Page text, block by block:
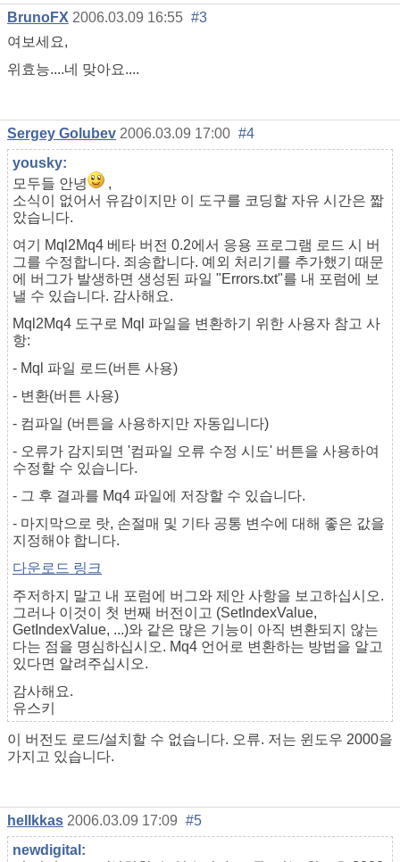
BrunoFX 2006.03.09 16:55 #3
여보세요,
위효능....네 맞아요....
Sergey Golubev 2006.03.09 17:00 #4
yousky:
모두들 안녕
,
소식이 없어서 유감이지만 이 도구를 코딩할 자유 시간은 짧
았습니다.
여기 Mql2Mq4 베타 버전 0.2에서 응용 프로그램 로드 시 버
그를 수정합니다. 죄송합니다. 예외 처리기를 추가했기 때문
에 버그가 발생하면 생성된 파일 "Errors.txt"를 내 포럼에 보
낼 수 있습니다. 감사해요.
Mql2Mq4 도구로 Mql 파일을 변환하기 위한 사용자 참고 사
항:
- Mql 파일 로드(버튼 사용)
- 변환(버튼 사용)
- 컴파일 (버튼을 사용하지만 자동입니다)
- 오류가 감지되면 '컴파일 오류 수정 시도' 버튼을 사용하여
수정할 수 있습니다.
- 그 후 결과를 Mq4 파일에 저장할 수 있습니다.
- 마지막으로 랏, 손절매 및 기타 공통 변수에 대해 좋은 값을
지정해야 합니다.
다운로드 링크
주저하지 말고 내 포럼에 버그와 제안 사항을 보고하십시오.
그러나 이것이 첫 번째 버전이고 (SetIndexValue,
GetIndexValue, ...)와 같은 많은 기능이 아직 변환되지 않는
다는 점을 명심하십시오. Mq4 언어로 변환하는 방법을 알고
있다면 알려주십시오.
감사해요.
유스키
이 버전도 로드/설치할 수 없습니다. 오류. 저는 윈도우 2000을
가지고 있습니다.
hellkkas 2006.03.09 17:09 #5
newdigital: